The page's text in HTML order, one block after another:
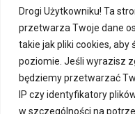
Drogi Użytkowniku! Ta
przetwarza Twoje dane
takie jak pliki cookies, aby
poziomie. Jeśli wyrazisz
będziemy przetwarzać
IP czy identyfikatory
w szczególności na